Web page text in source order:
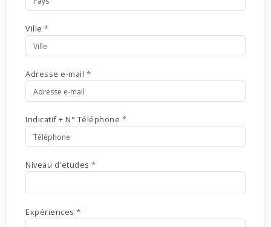
Ville *
Adresse e-mail *
Indicatif + N° Téléphone *
Niveau d'etudes *
Expériences *